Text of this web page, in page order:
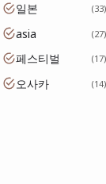
일본 33
asia 27
페스티벌 17
오사카 14